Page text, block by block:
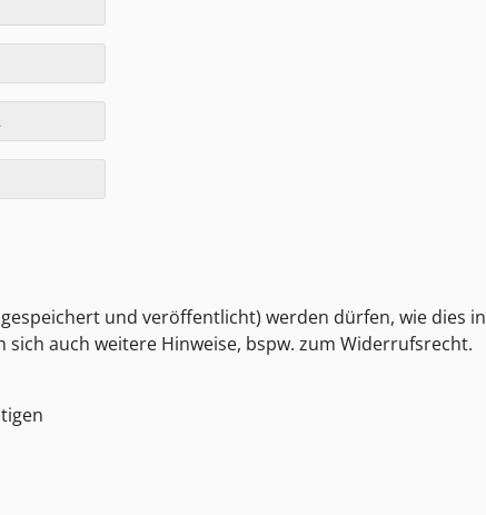
und veröffentlicht) werden dürfen, wie dies in
auch weitere Hinweise, bspw. zum Widerrufsrecht.